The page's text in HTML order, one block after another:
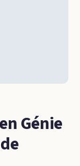
Génie